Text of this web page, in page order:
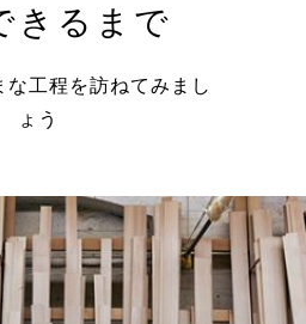
きるまで
工程を訪ねてみまし
ょう